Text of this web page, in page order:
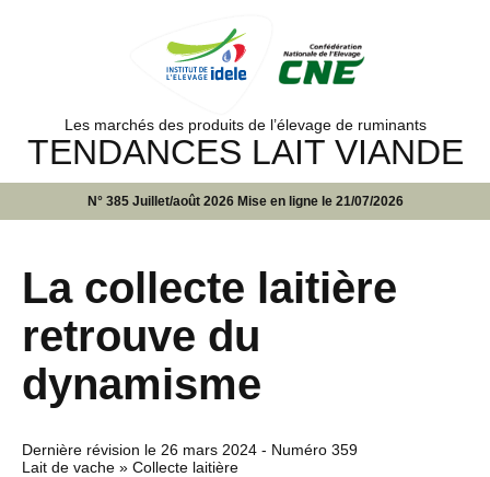
Les marchés des produits de l’élevage de ruminants
TENDANCES LAIT VIANDE
N° 385 Juillet/août 2026 Mise en ligne le 21/07/2026
La collecte laitière
retrouve du
dynamisme
Dernière révision le 26 mars 2024 - Numéro 359
Lait de vache » Collecte laitière